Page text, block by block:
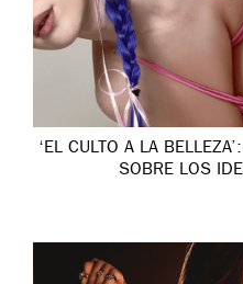
‘EL CULTO A LA
SOBRE LOS